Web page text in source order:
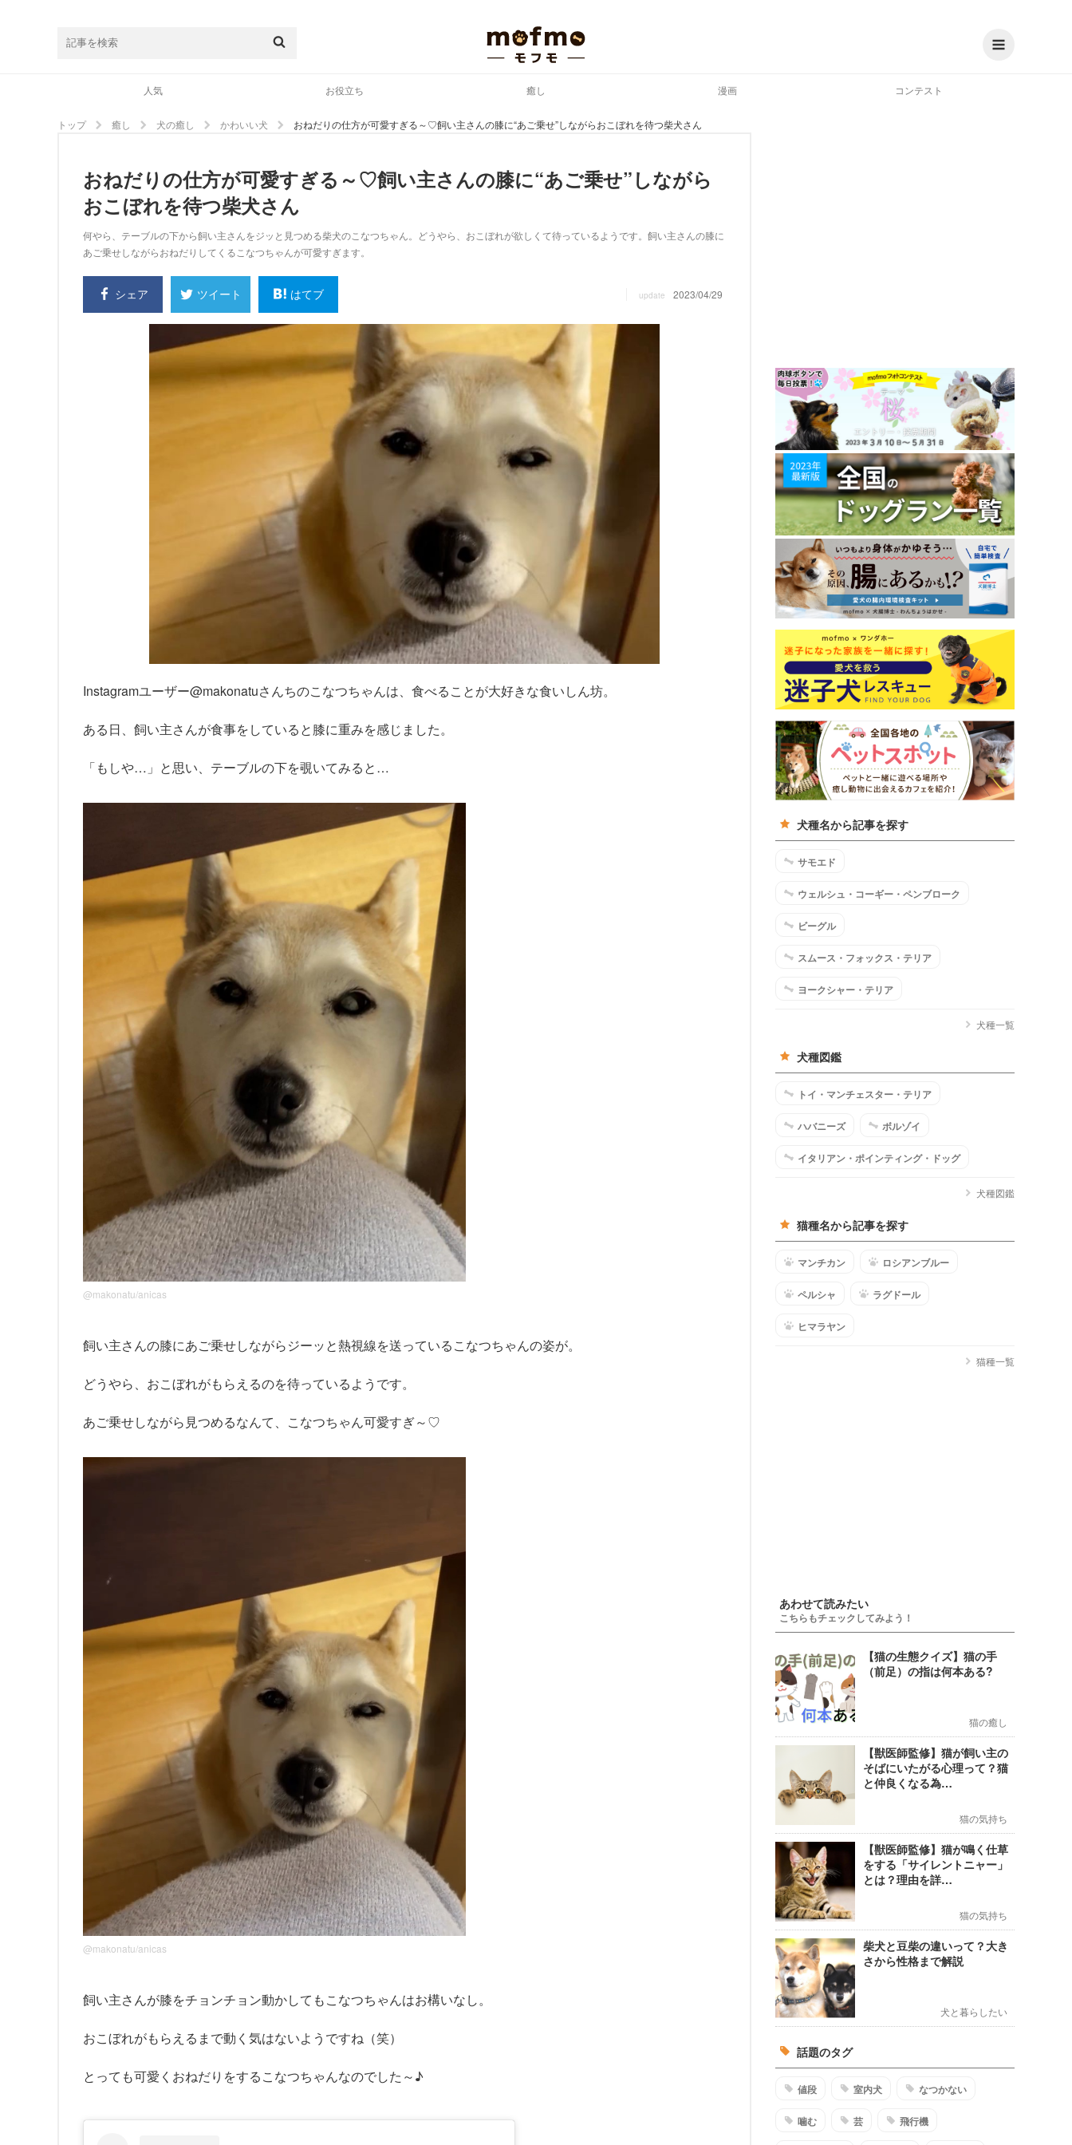
人気 お役立ち 癒し 漫画 コンテスト
トップ 癒し 犬の癒し かわいい犬 おねだりの仕方が可愛すぎる～♡飼い主さんの膝に“あご乗せ”しながらおこぼれを待つ柴犬さん
おねだりの仕方が可愛すぎる～♡飼い主さんの膝に“あご乗せ”しながら
おこぼれを待つ柴犬さん
何やら、テーブルの下から飼い主さんをジッと見つめる柴犬のこなつちゃん。どうやら、おこぼれが欲しくて待っているようです。飼い主さんの膝に
あご乗せしながらおねだりしてくるこなつちゃんが可愛すぎます。
シェア ツイート はてブ update 2023/04/29
Instagramユーザー@makonatuさんちのこなつちゃんは、食べることが大好きな食いしん坊。
ある日、飼い主さんが食事をしていると膝に重みを感じました。
「もしや…」と思い、テーブルの下を覗いてみると…
@makonatu/anicas
飼い主さんの膝にあご乗せしながらジーッと熱視線を送っているこなつちゃんの姿が。
どうやら、おこぼれがもらえるのを待っているようです。
あご乗せしながら見つめるなんて、こなつちゃん可愛すぎ～♡
@makonatu/anicas
飼い主さんが膝をチョンチョン動かしてもこなつちゃんはお構いなし。
おこぼれがもらえるまで動く気はないようですね（笑）
とっても可愛くおねだりをするこなつちゃんなのでした～♪
犬種名から記事を探す
サモエド
ウェルシュ・コーギー・ペンブローク
ビーグル
スムース・フォックス・テリア
ヨークシャー・テリア
犬種一覧
犬種図鑑
トイ・マンチェスター・テリア
ハバニーズ ボルゾイ
イタリアン・ポインティング・ドッグ
犬種図鑑
猫種名から記事を探す
マンチカン ロシアンブルー
ペルシャ ラグドール
ヒマラヤン
猫種一覧
あわせて読みたい
こちらもチェックしてみよう！
【猫の生態クイズ】猫の手
（前足）の指は何本ある?
猫の癒し
【獣医師監修】猫が飼い主の
そばにいたがる心理って？猫
と仲良くなる為…
猫の気持ち
【獣医師監修】猫が鳴く仕草
をする「サイレントニャー」
とは？理由を詳…
猫の気持ち
柴犬と豆柴の違いって？大き
さから性格まで解説
犬と暮らしたい
話題のタグ
値段 室内犬 なつかない
噛む 芸 飛行機